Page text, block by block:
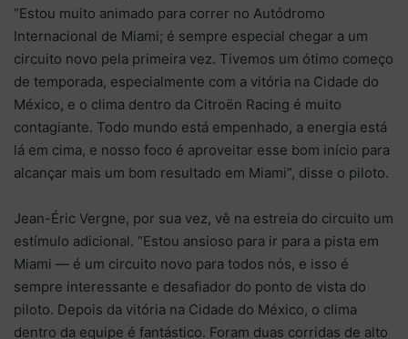
“Estou muito animado para correr no Autódromo
Internacional de Miami; é sempre especial chegar a um
circuito novo pela primeira vez. Tivemos um ótimo começo
de temporada, especialmente com a vitória na Cidade do
México, e o clima dentro da Citroën Racing é muito
contagiante. Todo mundo está empenhado, a energia está
lá em cima, e nosso foco é aproveitar esse bom início para
alcançar mais um bom resultado em Miami”, disse o piloto.
Jean-Éric Vergne, por sua vez, vê na estreia do circuito um
estímulo adicional. “Estou ansioso para ir para a pista em
Miami — é um circuito novo para todos nós, e isso é
sempre interessante e desafiador do ponto de vista do
piloto. Depois da vitória na Cidade do México, o clima
dentro da equipe é fantástico. Foram duas corridas de alto